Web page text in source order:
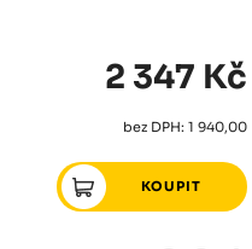
2 347 Kč
bez DPH: 1 940,00